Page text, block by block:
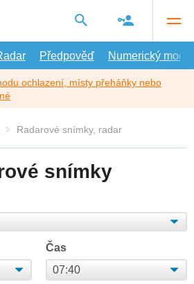
Předpověď Numerický model
ochlazení, místy přeháňky nebo
Radarové snímky, radar
snímky
Čas